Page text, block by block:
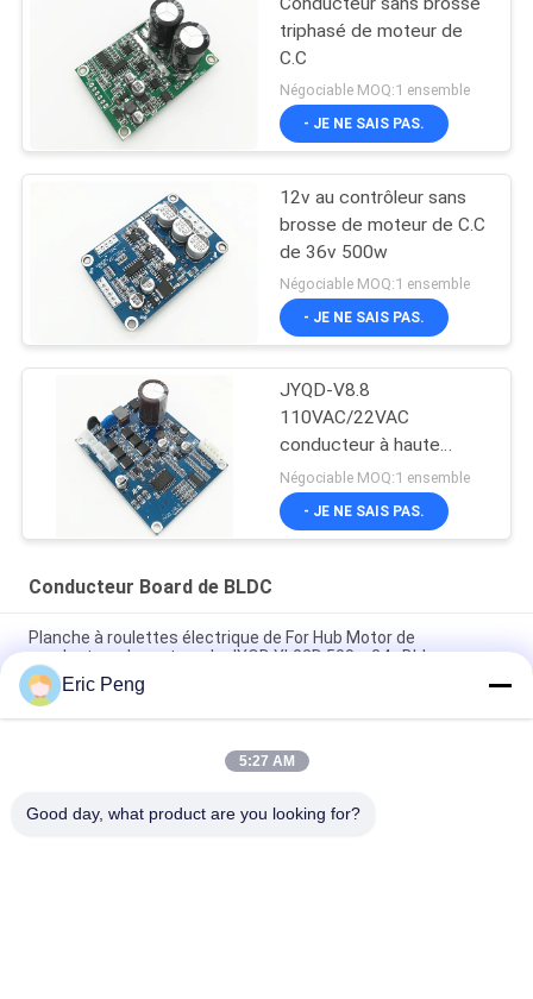
triphasé de moteur de
C.C
Négociable MOQ:1 ensemble
- JE NE SAIS PAS.
12v au contrôleur sans
brosse de moteur de C.C
de 36v 500w
Négociable MOQ:1 ensemble
- JE NE SAIS PAS.
JYQD-V8.8
110VAC/22VAC
conducteur à haute
tension de moteur de
l'entrée BLDC
Négociable MOQ:1 ensemble
- JE NE SAIS PAS.
Conducteur Board de BLDC
Planche à roulettes électrique de For Hub Motor de
conducteur de moteur de JYQD YL02D 500w 24v Bldc
Contrôleur sans brosse Pwm de moteur de C.C du capteur
110V 220V 12V 24v de Hall
JYQD - V7.5E 36 au conducteur triphasé Board du moteur
Eric Peng
5:27 AM
Good day, what product are you looking for?